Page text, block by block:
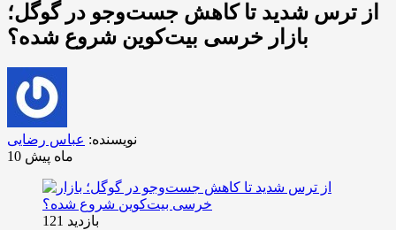
از ترس شدید تا کاهش جست‌وجو در گوگل؛
بازار خرسی بیت‌کوین شروع شده؟
نویسنده: عباس رضایی
10 ماه پیش
بازدید 121